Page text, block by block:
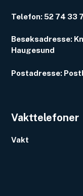
Telefon: 52 74 33
Besøksadresse:
Haugesund
Postadresse:
Vakttelefoner
Vakt